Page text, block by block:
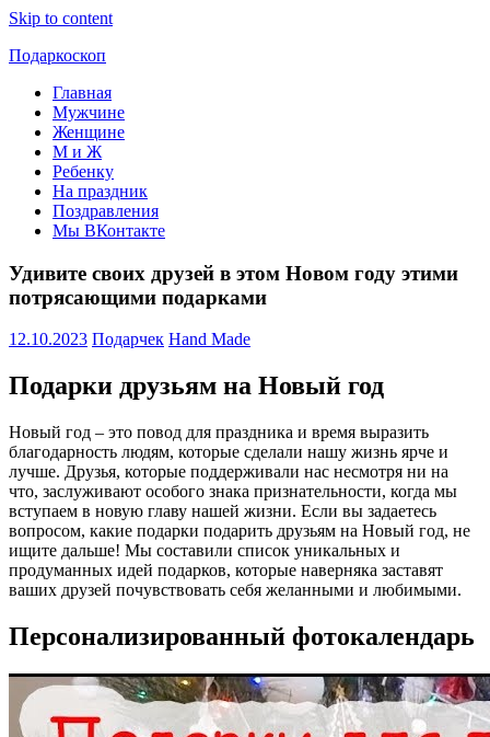
Skip to content
Подаркоскоп
Поможем
выбрать
подарить
Главная
Мужчине
Женщине
М и Ж
Ребенку
На праздник
Поздравления
Мы ВКонтакте
Удивите своих друзей в этом Новом году этими
потрясающими подарками
12.10.2023 Подарчек Hand Made
Подарки друзьям на Новый год
Новый год – это повод для праздника и время выразить
благодарность людям, которые сделали нашу жизнь ярче и
лучше. Друзья, которые поддерживали нас несмотря ни на
что, заслуживают особого знака признательности, когда мы
вступаем в новую главу нашей жизни. Если вы задаетесь
вопросом, какие подарки подарить друзьям на Новый год, не
ищите дальше! Мы составили список уникальных и
продуманных идей подарков, которые наверняка заставят
ваших друзей почувствовать себя желанными и любимыми.
Персонализированный фотокалендарь